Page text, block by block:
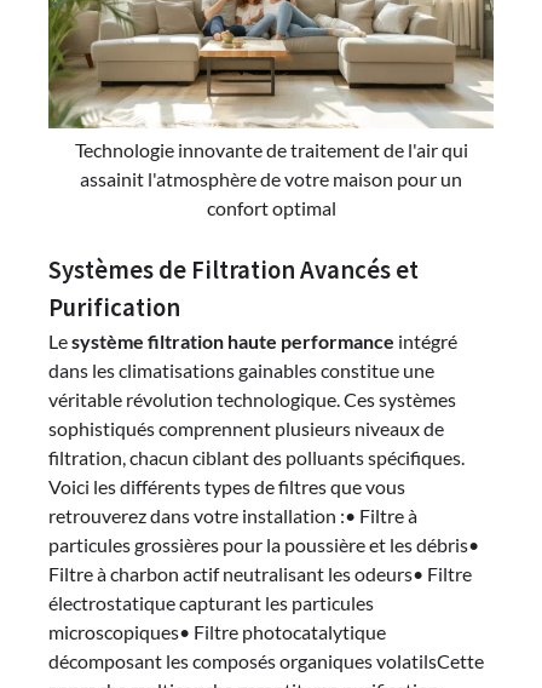
Technologie innovante de traitement de l'air qui
assainit l'atmosphère de votre maison pour un
confort optimal
Systèmes de Filtration Avancés et
Purification
Lesystème filtration haute performance intégré
dans les climatisations gainables constitue une
véritable révolution technologique. Ces systèmes
sophistiqués comprennent plusieurs niveaux de
filtration, chacun ciblant des polluants spécifiques.
Voici les différents types de filtres que vous
retrouverez dans votre installation :• Filtre à
particules grossières pour la poussière et les débris•
Filtre à charbon actif neutralisant les odeurs• Filtre
électrostatique capturant les particules
microscopiques• Filtre photocatalytique
décomposant les composés organiques volatilsCette